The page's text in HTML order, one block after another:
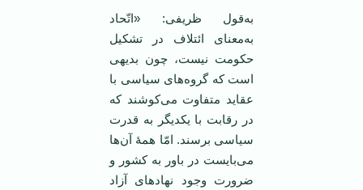
به‌قول ظریفی: «اتّحاد
به‌معنای ائتلاف در تشکیل
حکومت نیست، چون بدیهی
است که گروه‌های سیاسی با
عقاید متفاوت می‌کوشند که
در رقابت با یکدیگر به قدرت
سیاسی برسند. امّا همهٔ‌ آن‌ها
می‌بایست در باور به کشور و
ضرورت وجود نهادهای آزاد